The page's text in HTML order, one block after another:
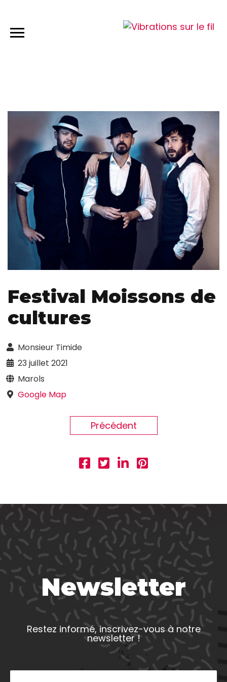
Festival Moissons de
cultures
Monsieur Timide
23 juillet 2021
Marols
Google Map
Précédent
Newsletter
Restez informé, inscrivez-vous à notre
newsletter !